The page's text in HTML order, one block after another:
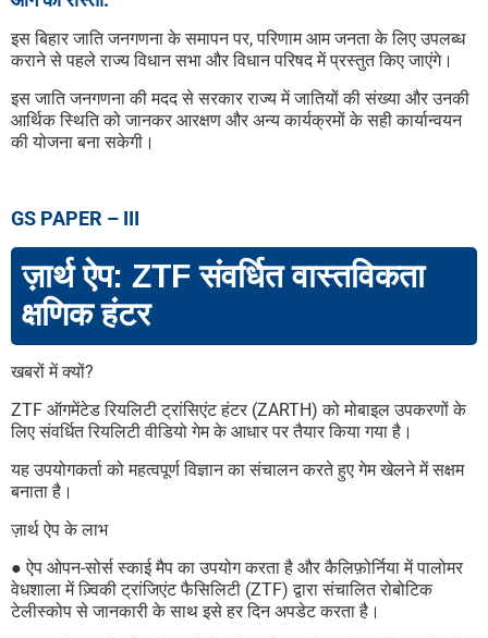
इस बिहार जाति जनगणना के समापन पर, परिणाम आम जनता के लिए उपलब्ध
कराने से पहले राज्य विधान सभा और विधान परिषद में प्रस्तुत किए जाएंगे।
इस जाति जनगणना की मदद से सरकार राज्य में जातियों की संख्या और उनकी
आर्थिक स्थिति को जानकर आरक्षण और अन्य कार्यक्रमों के सही कार्यान्वयन
की योजना बना सकेगी।
GS PAPER – III
ज़ार्थ ऐप: ZTF संवर्धित वास्तविकता
क्षणिक हंटर
खबरों में क्यों?
ZTF ऑगमेंटेड रियलिटी ट्रांसिएंट हंटर (ZARTH) को मोबाइल उपकरणों के
लिए संवर्धित रियलिटी वीडियो गेम के आधार पर तैयार किया गया है।
यह उपयोगकर्ता को महत्वपूर्ण विज्ञान का संचालन करते हुए गेम खेलने में सक्षम
बनाता है।
ज़ार्थ ऐप के लाभ
● ऐप ओपन-सोर्स स्काई मैप का उपयोग करता है और कैलिफ़ोर्निया में पालोमर
वेधशाला में ज़्विकी ट्रांजिएंट फैसिलिटी (ZTF) द्वारा संचालित रोबोटिक
टेलीस्कोप से जानकारी के साथ इसे हर दिन अपडेट करता है।